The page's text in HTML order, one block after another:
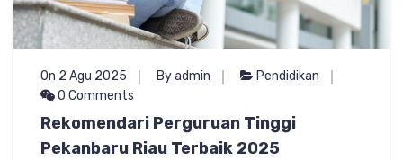
On 2 Agu 2025 By admin
Pendidikan
0 Comments
Rekomendari Perguruan Tinggi
Pekanbaru Riau Terbaik 2025